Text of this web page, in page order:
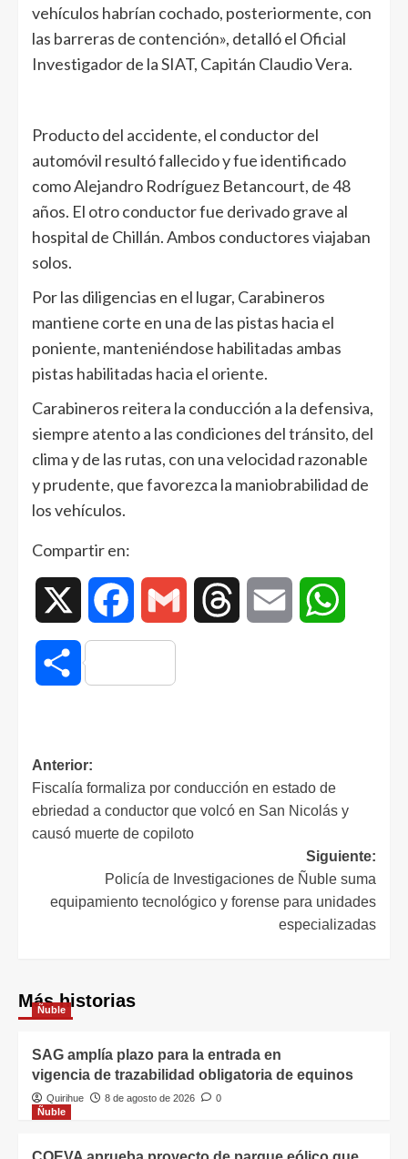
vehículos habrían cochado, posteriormente, con
las barreras de contención», detalló el Oficial
Investigador de la SIAT, Capitán Claudio Vera.
Producto del accidente, el conductor del
automóvil resultó fallecido y fue identificado
como Alejandro Rodríguez Betancourt, de 48
años. El otro conductor fue derivado grave al
hospital de Chillán. Ambos conductores viajaban
solos.
Por las diligencias en el lugar, Carabineros
mantiene corte en una de las pistas hacia el
poniente, manteniéndose habilitadas ambas
pistas habilitadas hacia el oriente.
Carabineros reitera la conducción a la defensiva,
siempre atento a las condiciones del tránsito, del
clima y de las rutas, con una velocidad razonable
y prudente, que favorezca la maniobrabilidad de
los vehículos.
Compartir en:
Facebook Gmail Threads Email
Compartir
Anterior:
Fiscalía formaliza por conducción en estado de
ebriedad a conductor que volcó en San Nicolás y
causó muerte de copiloto
Siguiente:
Policía de Investigaciones de Ñuble suma
equipamiento tecnológico y forense para unidades
especializadas
Más historias
Ñuble
SAG amplía plazo para la entrada en
vigencia de trazabilidad obligatoria de equinos
Quirihue 8 de agosto de 2026
0
Ñuble